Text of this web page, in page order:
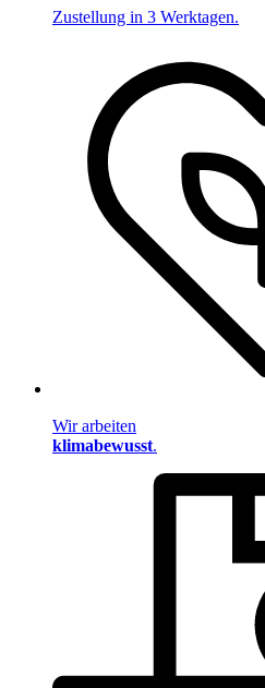
Zustellung in 3 Werktagen.
Wir arbeiten
klimabewusst.